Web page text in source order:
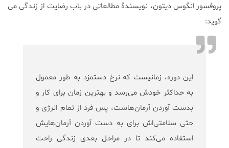
پروفسور انگوس دیتون، نویسندۀ مطالعاتی در باب رضایت از زندگی می
گوید:
این دوره، زمانیست که نرخ دستمزد به طور معمول
به حداکثر خودش می‌رسد و بهترین زمان برای کار و
بدست آوردن آرمان‌هاست، پس فرد از تمام انرژی و
حتی سلامتی‌اش برای به دست آوردن آرمان‌هایش
استفاده می‌کند تا در مراحل بعدی زندگی راحت